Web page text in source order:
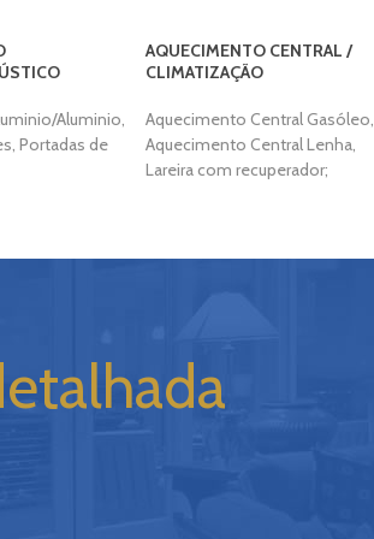
Aluminio,
Portadas de
AQUECIMENTO CENTRAL /
CLIMATIZAÇÃO
Aquecimento Central Gasóleo,
Aquecimento Central Lenha,
Lareira com recuperador;